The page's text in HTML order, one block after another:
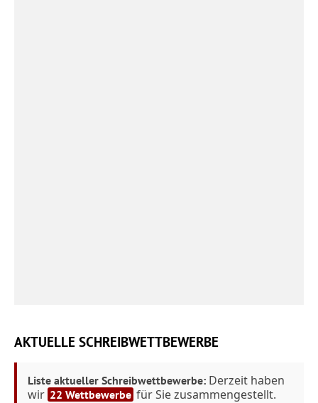
AKTUELLE SCHREIBWETTBEWERBE
Liste aktueller Schreibwettbewerbe: Derzeit haben
wir 22 Wettbewerbe für Sie zusammengestellt.